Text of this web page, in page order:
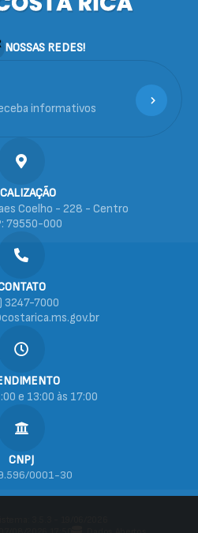
NOSSAS REDES!
Coelho - 228 - Centro
79550-000
3247-7000
e 13:00 às 17:00
CNPJ
0001-30
informativos